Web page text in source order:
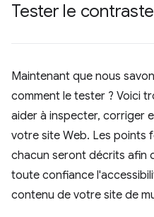
Tester le
Maintenant que nous
comment le tester ? Voici
aider à inspecter, corriger
votre site Web. Les points
chacun seront décrits afin
toute confiance
contenu de votre site de